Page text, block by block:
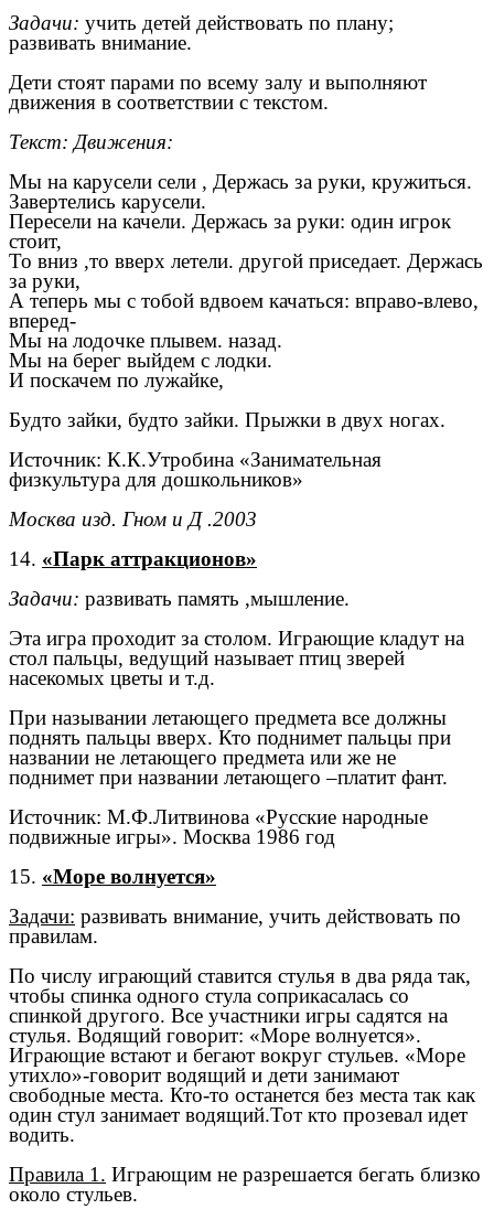
Задачи: учить детей действовать по плану;
развивать внимание.
Дети стоят парами по всему залу и выполняют
движения в соответствии с текстом.
Текст: Движения:
Мы на карусели сели , Держась за руки, кружиться.
Завертелись карусели.
Пересели на качели. Держась за руки: один игрок
стоит,
То вниз ,то вверх летели. другой приседает. Держась
за руки,
А теперь мы с тобой вдвоем качаться: вправо-влево,
вперед-
Мы на лодочке плывем. назад.
Мы на берег выйдем с лодки.
И поскачем по лужайке,
Будто зайки, будто зайки. Прыжки в двух ногах.
Источник: К.К.Утробина «Занимательная
физкультура для дошкольников»
Москва изд. Гном и Д .2003
14. «Парк аттракционов»
Задачи: развивать память ,мышление.
Эта игра проходит за столом. Играющие кладут на
стол пальцы, ведущий называет птиц зверей
насекомых цветы и т.д.
При назывании летающего предмета все должны
поднять пальцы вверх. Кто поднимет пальцы при
названии не летающего предмета или же не
поднимет при названии летающего –платит фант.
Источник: М.Ф.Литвинова «Русские народные
подвижные игры». Москва 1986 год
15. «Море волнуется»
Задачи: развивать внимание, учить действовать по
правилам.
По числу играющий ставится стулья в два ряда так,
чтобы спинка одного стула соприкасалась со
спинкой другого. Все участники игры садятся на
стулья. Водящий говорит: «Море волнуется».
Играющие встают и бегают вокруг стульев. «Море
утихло»-говорит водящий и дети занимают
свободные места. Кто-то останется без места так как
один стул занимает водящий.Тот кто прозевал идет
водить.
Правила 1. Играющим не разрешается бегать близко
около стульев.